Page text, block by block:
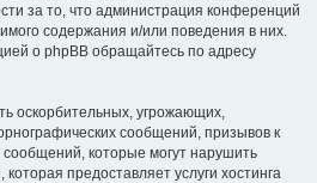
за то, что администрация конференций
содержания и/или поведения в них.
о phpBB обращайтесь по адресу
оскорбительных, угрожающих,
сообщений, призывов к
которые могут нарушить
предоставляет услуги хостинга